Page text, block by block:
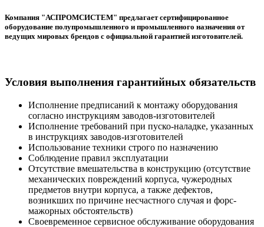
Компания "АСПРОМСИСТЕМ" предлагает сертифицированное
оборудование полупромышленного и промышленного назначения от
ведущих мировых брендов с официальной гарантией изготовителей.
Условия выполнения гарантийных обязательств
Исполнение предписаний к монтажу оборудования
согласно инструкциям заводов-изготовителей
Исполнение требований при пуско-наладке, указанных
в инструкциях заводов-изготовителей
Использование техники строго по назначению
Соблюдение правил эксплуатации
Отсутствие вмешательства в конструкцию (отсутствие
механических повреждений корпуса, чужеродных
предметов внутри корпуса, а также дефектов,
возникших по причине несчастного случая и форс-
мажорных обстоятельств)
Своевременное сервисное обслуживание оборудования